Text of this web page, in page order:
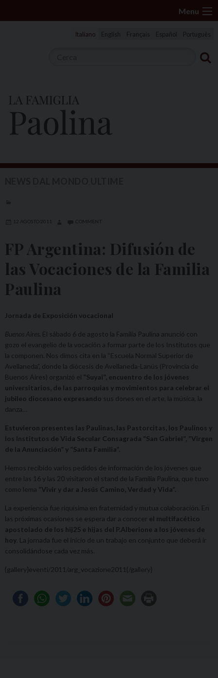
k
t
Menu
Italiano English Français Español Português
12 AGOSTO 2011 COMMENT
FP Argentina: Difusión de
las Vocaciones de la Familia
Paulina
Jornada de Exposición vocacional
Buenos Aires. El sábado 6 de agosto la Familia Paulina anunció con
gozo el evangelio de la vocación a formar parte de los Institutos que
la componen. Nos dimos cita en la “Escuela Normal Superior de
Avellaneda”, donde la diócesis de Avellaneda-Lanús (Provincia de
Buenos Aires) organizó el “Suyai”, encuentro de los jóvenes
universitarios, de las parroquias y movimientos para celebrar el
jubileo diocesano expresando sus dones en el arte, la música, la
danza…
Estuvieron presentes las Paulinas, las Pastorcitas, los Paulinos y
los Institutos de Vida Secular Consagrada “San Gabriel”, “Virgen
de la Anunciación” y “Santa Familia”.
Hemos recibido varios pedidos de información de los jóvenes que
entre las 16 y las 20 visitaron el stand de la Familia Paulina, que tuvo
como lema “Vivir y dar a Jesús Camino, Verdad y Vida”.
La experiencia fue riquísima en fraternidad y mutua colaboración. En
las próximas ocasiones se espera dar a conocer el multifacético
apostolado de los hij25 e hijas del P.Alberione a los jóvenes de
hoy. La jornada fue el inicio de un trabajo en conjunto que deberá ir
consolidándose cada vez más.
{gallery}eventi/2011/arg_vocazione2011{/gallery}